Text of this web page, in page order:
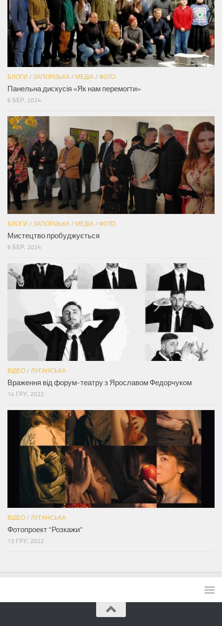
БЛОГИ / ЗАПОРІЗЬКА / МЕДІА / ФОТО
Панельна дискусія «Як нам перемогти»
6 БЕР, 2024
БЛОГИ / ЗАПОРІЗЬКА / МЕДІА / ФОТО
Мистецтво пробуджується
6 БЕР, 2024
ВІДЕО / ЛУГАНСЬКА
Враження від форум-театру з Ярославом Федорчуком
14 ГРУ, 2022
ВІДЕО / ЛУГАНСЬКА
Фотопроект “Розкажи”
13 ГРУ, 2022